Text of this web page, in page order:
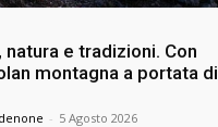
natura e tradizioni. Con
montagna a portata di
- 5 Agosto 2026